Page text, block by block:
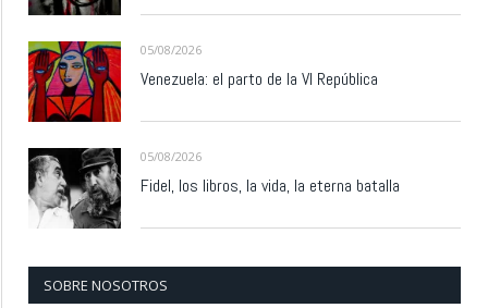
05/08/2026
Venezuela: el parto de la VI República
05/08/2026
Fidel, los libros, la vida, la eterna batalla
SOBRE NOSOTROS